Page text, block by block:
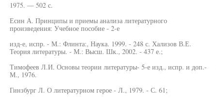
1975. — 502 с.
Есин А. Принципы и приемы анализа литературного
произведения: Учебное пособие - 2-е
изд-е, испр. - М.: Флинта:, Наука. 1999. - 248 с. Хализов В.Е.
Теория литературы. - М.: Высш. Шк., 2002. - 437 е.;
Тимофеев Л.И. Основы теории литературы- 5-е изд., испр. и доп.-
М., 1976.
Гинзбург Л. О литературном герое - Л., 1979. - С. 61;